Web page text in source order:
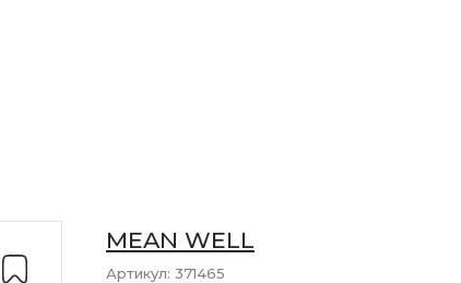
MEAN WELL
Артикул: 371465